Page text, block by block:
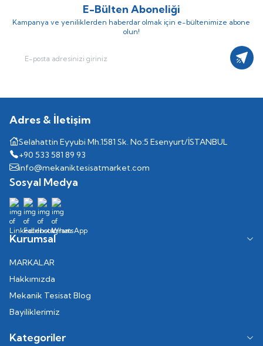
E-Bülten Aboneliği
Kampanya ve yeniliklerden haberdar olmak için e-bültenimize abone
olun!
Adres & İletişim
Selahattin Eyyubi Mh.1581 Sk. No:5 Esenyurt/İSTANBUL
+90 533 581 89 93
info@mekaniktesisatmarket.com
Sosyal Medya
Kurumsal
MARKALAR
Hakkımızda
Mekanik Tesisat Blog
Bayiliklerimiz
Kategoriler